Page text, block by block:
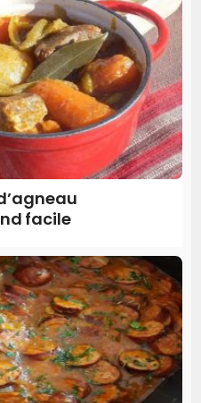
facile